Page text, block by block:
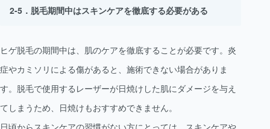
脱毛期間中はスキンケアを徹底する必要がある
ヒゲ脱毛の期間中は、肌のケアを徹底することが必要です。炎
症やカミソリによる傷があると、施術できない場合がありま
す。脱毛で使用するレーザーが日焼けした肌にダメージを与え
てしまうため、日焼けもおすすめできません。